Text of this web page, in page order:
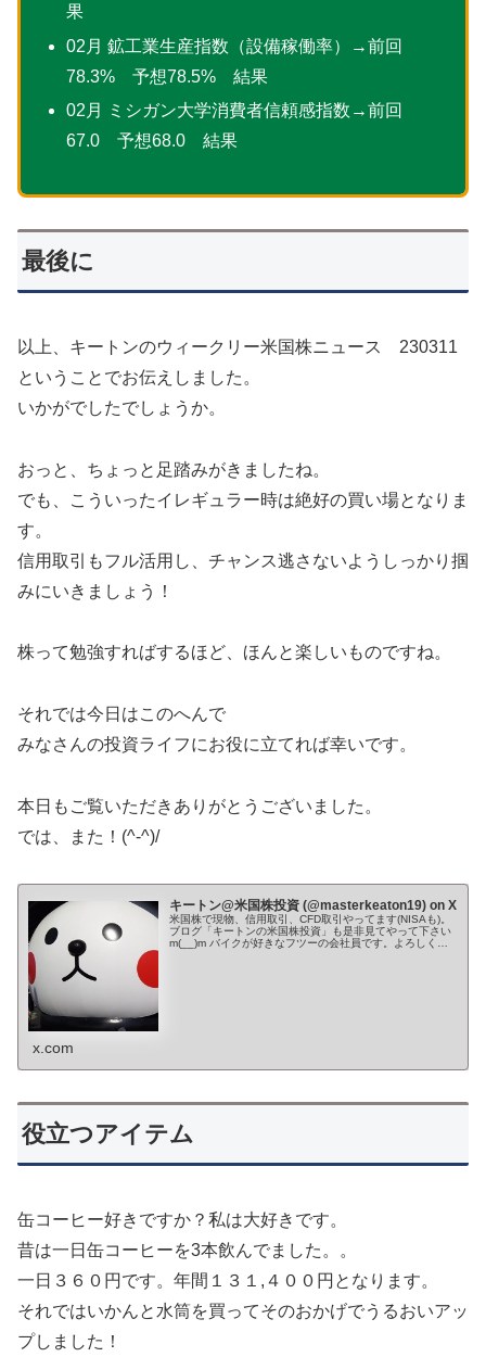
果
02月 鉱工業生産指数（設備稼働率）→前回
78.3% 予想78.5% 結果
02月 ミシガン大学消費者信頼感指数→前回
67.0 予想68.0 結果
最後に
以上、キートンのウィークリー米国株ニュース 230311
ということでお伝えしました。
いかがでしたでしょうか。
おっと、ちょっと足踏みがきましたね。
でも、こういったイレギュラー時は絶好の買い場となりま
す。
信用取引もフル活用し、チャンス逃さないようしっかり掴
みにいきましょう！
株って勉強すればするほど、ほんと楽しいものですね。
それでは今日はこのへんで
みなさんの投資ライフにお役に立てれば幸いです。
本日もご覧いただきありがとうございました。
では、また！(^-^)/
キートン@米国株投資 (@masterkeaton19) on X
米国株で現物、信用取引、CFD取引やってます(NISAも)。
ブログ「キートンの米国株投資」も是非見てやって下さい
m(__)m バイクが好きなフツーの会社員です。よろしくお
x.com
役立つアイテム
缶コーヒー好きですか？私は大好きです。
昔は一日缶コーヒーを3本飲んでました。。
一日３６０円です。年間１３１,４００円となります。
それではいかんと水筒を買ってそのおかげでうるおいアッ
プしました！